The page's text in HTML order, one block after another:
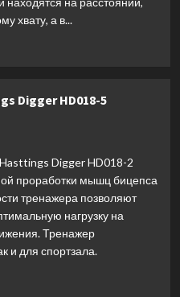
хвату, а в...
Digger HD018-5
Digger HD018-2
проработки мышц бицепса
тренажера позволяют
нагрузку на
Тренажер
и для спортзала.